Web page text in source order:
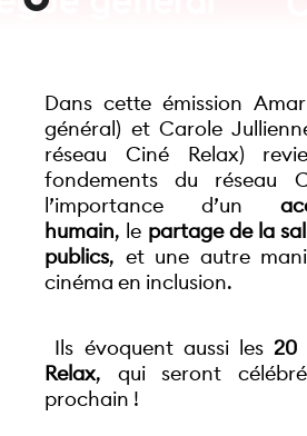
Dans cette émission
général) et Carole
réseau Ciné Relax)
fondements du réseau
l’importance d’un
humain, le partage de la
publics, et une autre
cinéma en inclusion.
Ils évoquent aussi les 20
Relax, qui seront
prochain !